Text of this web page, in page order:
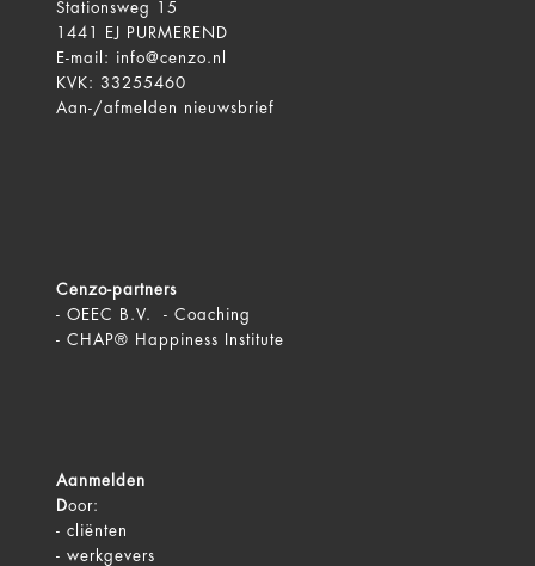
Stationsweg 15
1441 EJ PURMEREND
E-mail:
info@cenzo.nl
KVK: 33255460
Aan-/afmelden
nieuwsbrief
Cenzo-partners
- OEEC B.V. - Coaching
- CHAP® Happiness Institute
Aanmelden
Door:
- cliënten
- werkgevers